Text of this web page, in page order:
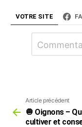
VOTRE SITE
commentaire
plus
Article précédent
🧅 Oignons –
cultiver et